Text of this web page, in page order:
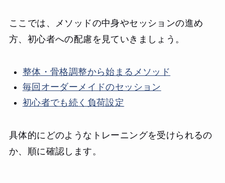
ここでは、メソッドの中身やセッションの進め
方、初心者への配慮を見ていきましょう。
整体・骨格調整から始まるメソッド
毎回オーダーメイドのセッション
初心者でも続く負荷設定
具体的にどのようなトレーニングを受けられるの
か、順に確認します。